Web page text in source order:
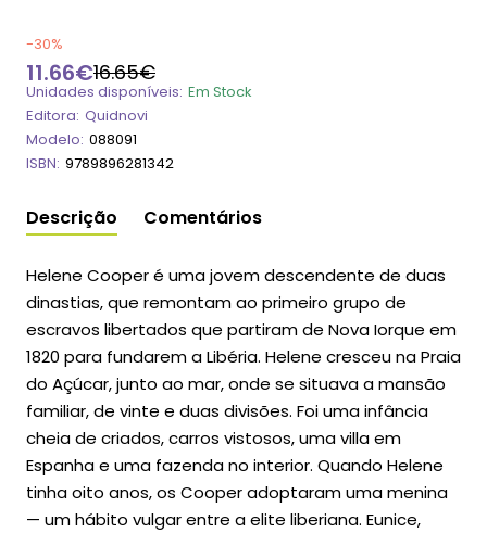
-30%
11.66€16.65€
Unidades disponíveis: Em Stock
Editora: Quidnovi
Modelo: 088091
ISBN: 9789896281342
Descrição Comentários
Helene Cooper é uma jovem descendente de duas
dinastias, que remontam ao primeiro grupo de
escravos libertados que partiram de Nova Iorque em
1820 para fundarem a Libéria. Helene cresceu na Praia
do Açúcar, junto ao mar, onde se situava a mansão
familiar, de vinte e duas divisões. Foi uma infância
cheia de criados, carros vistosos, uma villa em
Espanha e uma fazenda no interior. Quando Helene
tinha oito anos, os Cooper adoptaram uma menina
— um hábito vulgar entre a elite liberiana. Eunice,